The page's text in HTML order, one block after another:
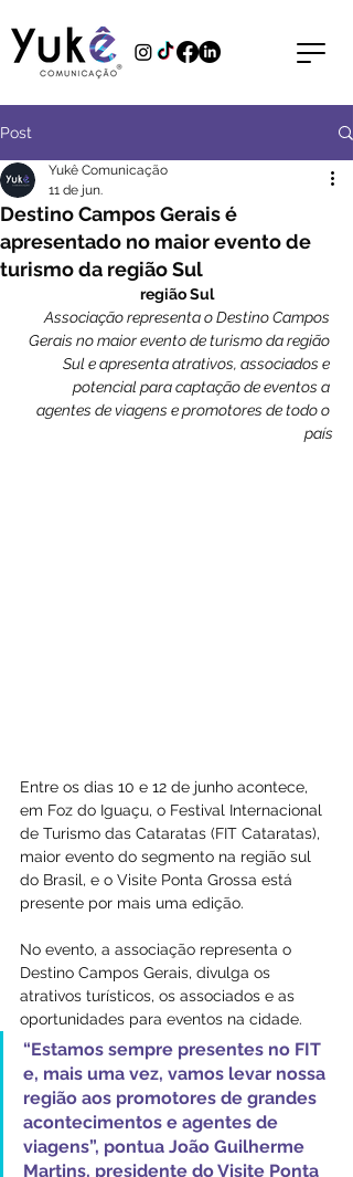
Post
Destino Campos Gerais é
apresentado no maior evento de
turismo da região Sul
Yukê Comunicação
11 de jun.
região Sul
Associação representa o Destino Campos
Gerais no maior evento de turismo da região
Sul e apresenta atrativos, associados e
potencial para captação de eventos a
agentes de viagens e promotores de todo o
país
Entre os dias 10 e 12 de junho acontece,
em Foz do Iguaçu, o Festival Internacional
de Turismo das Cataratas (FIT Cataratas),
maior evento do segmento na região sul
do Brasil, e o Visite Ponta Grossa está
presente por mais uma edição.
No evento, a associação representa o
Destino Campos Gerais, divulga os
atrativos turísticos, os associados e as
oportunidades para eventos na cidade.
“Estamos sempre presentes no FIT
e, mais uma vez, vamos levar nossa
região aos promotores de grandes
acontecimentos e agentes de
viagens”, pontua João Guilherme
Martins, presidente do Visite Ponta